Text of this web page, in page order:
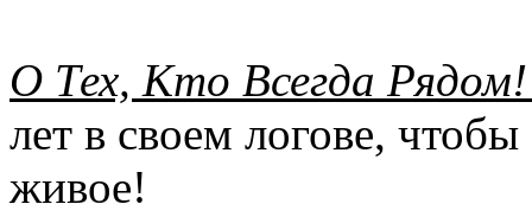
О Тех, Кто Всегда
лет в своем логове,
живое!